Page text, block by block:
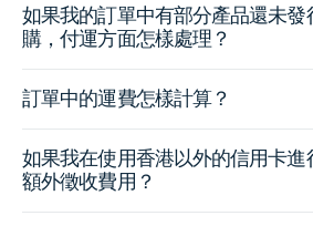
如果我的訂單中有部分產品還未
購，付運方面怎樣處理？
訂單中的運費怎樣計算？
如果我在使用香港以外的信用卡
額外徵收費用？